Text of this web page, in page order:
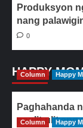
Produksyon
nang
0
HAPPY
Column Happy
Paghahanda
paulit-ulit ang
Column Happy